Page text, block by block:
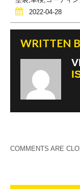
o
k
2022-04-28
WRITTEN
COMMENTS ARE